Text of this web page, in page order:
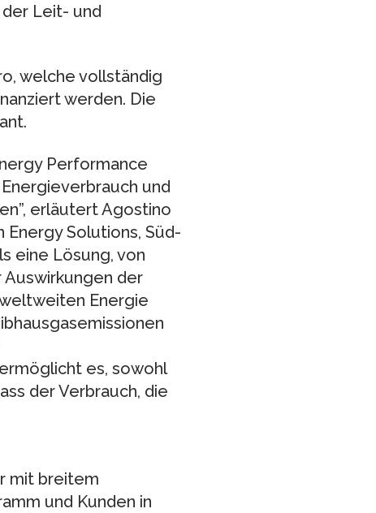
Leit- und
welche vollständig
werden. Die
Performance
und
erläutert Agostino
Solutions, Süd-
eine Lösung, von
der
Energie
es, sowohl
der Verbrauch, die
mit breitem
und Kunden in